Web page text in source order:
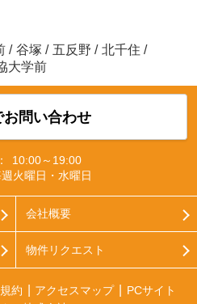
/ 谷塚 / 五反野 / 北千住 /
大学前
お問い合わせ
10:00～19:00
火曜日・水曜日
会社概要
物件リクエスト
約 アクセスマップ
PCサイト